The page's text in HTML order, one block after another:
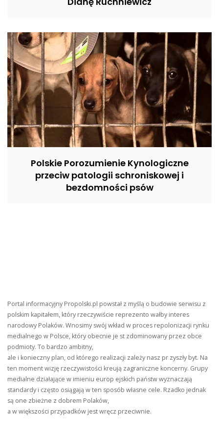
Polskie Porozumienie Kynologiczne
przeciw patologii schroniskowej i
bezdomności psów
Portal informacyjny Propolski.pl powstał z myślą o budowie serwisu z
polskim kapitałem, który rzeczywiście reprezento wałby interes
narodowy Polaków. Wnosimy swój wkład w proces repolonizacji rynku
medialnego w Polsce, który obecnie je st zdominowany przez obce
podmioty. To bardzo ambitny,
ale i konieczny plan, od którego realizacji zależy nasz pr zyszły byt. Na
ten moment wizję rzeczywistości kreują zagraniczne koncerny. Grupy
medialne działające w imieniu europ ejskich państw wyznaczają
standardy i często osiągają w ten sposób własne cele. Rzadko jednak
są one zbieżne z dobrem Polaków,
a w większości przypadków jest wręcz przeciwnie.